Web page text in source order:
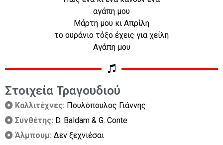
αγάπη μου
Μάρτη μου κι Απρίλη
το ουράνιο τόξο έχεις για χείλη
Αγάπη μου
Στοιχεία Τραγουδιού
Καλλιτέχνες: Πουλόπουλος Γιάννης
Συνθέτης: D. Baldam & G. Conte
Άλμπουμ: Δεν ξεχνιέσαι